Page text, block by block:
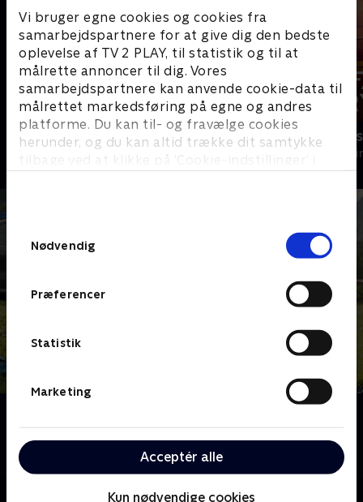
Vi bruger egne cookies og cookies fra
samarbejdspartnere for at give dig den bedste
oplevelse af TV 2 PLAY, til statistik og til at
målrette annoncer til dig. Vores
samarbejdspartnere kan anvende cookie-data til
målrettet markedsføring på egne og andres
platforme. Du kan til- og fravælge cookies
herunder, og du kan altid trække dit samtykke
tilbage ved at klikke på ’Cookie-indstillinger’ i
Nødvendig
Præferencer
Statistik
Marketing
Acceptér alle
Kun nødvendige cookies
Mord på Mallorca
Krimi & Spænding • 2 sæsoner
Farligt
Krimi &
mistænkelige mord i Berchtesgaden.